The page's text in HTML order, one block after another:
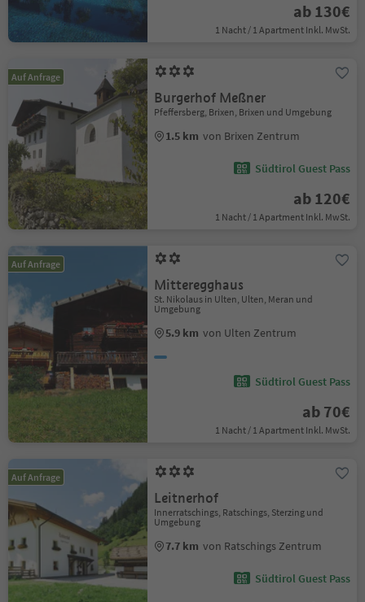
ab 130€
1 Nacht / 1 Apartment Inkl. MwSt.
Auf Anfrage
Burgerhof Meßner
Pfeffersberg, Brixen, Brixen und Umgebung
1.5 km von Brixen Zentrum
Südtirol Guest Pass
ab 120€
1 Nacht / 1 Apartment Inkl. MwSt.
Auf Anfrage
Mitteregghaus
St. Nikolaus in Ulten, Ulten, Meran und
Umgebung
5.9 km von Ulten Zentrum
Südtirol Guest Pass
ab 70€
1 Nacht / 1 Apartment Inkl. MwSt.
Auf Anfrage
Leitnerhof
Innerratschings, Ratschings, Sterzing und
Umgebung
7.7 km von Ratschings Zentrum
Südtirol Guest Pass